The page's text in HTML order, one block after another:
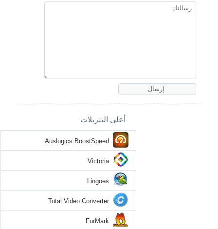
أعلى التنزيلات
Auslogics BoostSpeed
Victoria
Lingoes
Total Video Converter
FurMark